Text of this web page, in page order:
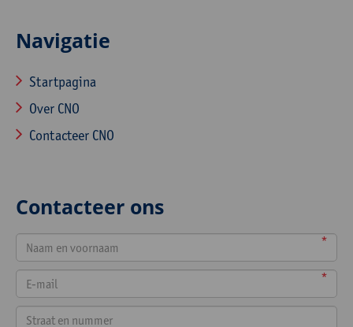
Navigatie
Startpagina
Over CNO
Contacteer CNO
Contacteer ons
*
*